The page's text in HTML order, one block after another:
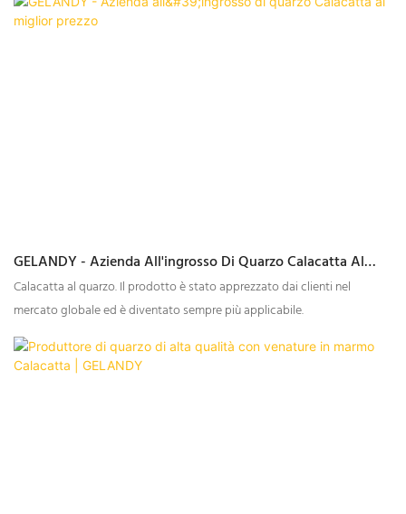
di ogni lastra, garantendo che ogni piano di lavoro, paraschizzi o
GELANDY - Azienda All'ingrosso Di Quarzo Calacatta Al
Miglior Prezzo
Calacatta al quarzo. Il prodotto è stato apprezzato dai clienti nel
mercato globale ed è diventato sempre più applicabile.